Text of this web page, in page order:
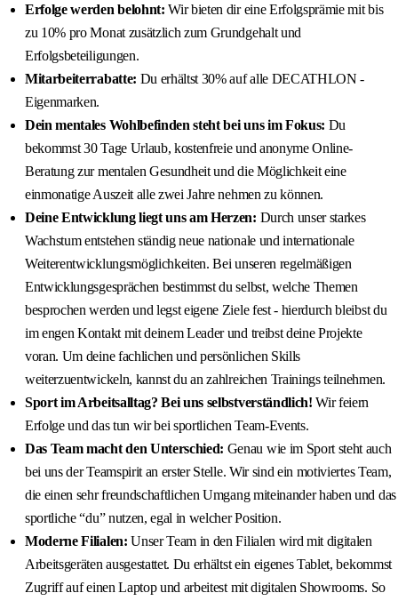
Erfolge werden belohnt:Wir bieten dir eine Erfolgsprämie mit bis
zu 10% pro Monat zusätzlich zum Grundgehalt und
Erfolgsbeteiligungen.
Mitarbeiterrabatte: Du erhältst 30% auf alle DECATHLON -
Eigenmarken.
Dein mentales Wohlbefinden steht bei uns im Fokus: Du
bekommst 30 Tage Urlaub, kostenfreie und anonyme Online-
Beratung zur mentalen Gesundheit und die Möglichkeit eine
einmonatige Auszeit alle zwei Jahre nehmen zu können.
Deine Entwicklung liegt uns am Herzen: Durch unser starkes
Wachstum entstehen ständig neue nationale und internationale
Weiterentwicklungsmöglichkeiten. Bei unseren regelmäßigen
Entwicklungsgesprächen bestimmst du selbst, welche Themen
besprochen werden und legst eigene Ziele fest - hierdurch bleibst du
im engen Kontakt mit deinem Leader und treibst deine Projekte
voran. Um deine fachlichen und persönlichen Skills
weiterzuentwickeln, kannst du an zahlreichen Trainings teilnehmen.
Sport im Arbeitsalltag? Bei uns selbstverständlich!Wir feiern
Erfolge und das tun wir bei sportlichen Team-Events.
Das Team macht den Unterschied: Genau wie im Sport steht auch
bei uns der Teamspirit an erster Stelle. Wir sind ein motiviertes Team,
die einen sehr freundschaftlichen Umgang miteinander haben und das
sportliche “du” nutzen, egal in welcher Position.
Moderne Filialen:Unser Team in den Filialen wird mit digitalen
Arbeitsgeräten ausgestattet. Du erhältst ein eigenes Tablet, bekommst
Zugriff auf einen Laptop und arbeitest mit digitalen Showrooms. So